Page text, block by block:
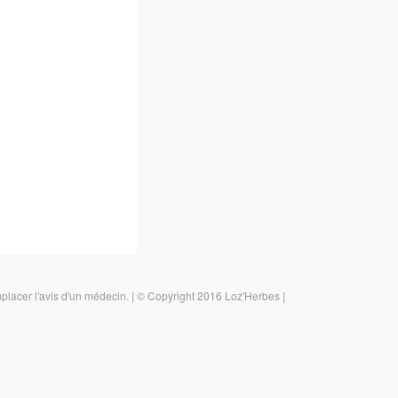
l'avis d'un médecin. | © Copyright 2016 Loz'Herbes |